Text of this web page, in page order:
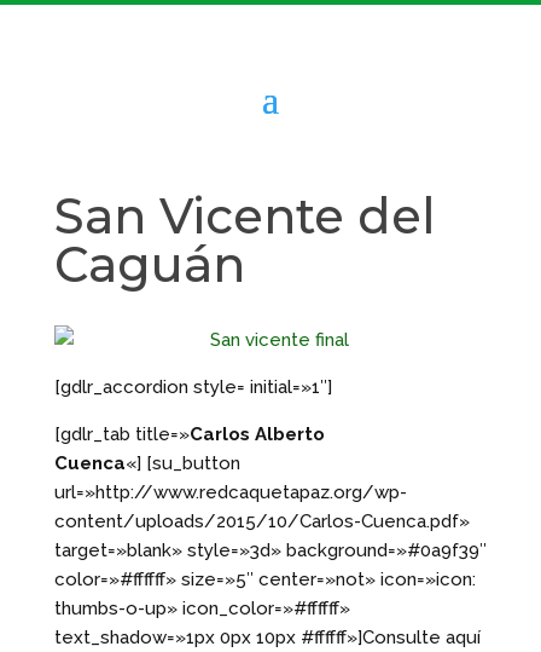
San Vicente del
Caguán
[gdlr_accordion style= initial=»1″]
[gdlr_tab title=»Carlos Alberto
Cuenca«] [su_button
url=»http://www.redcaquetapaz.org/wp-
content/uploads/2015/10/Carlos-Cuenca.pdf»
target=»blank» style=»3d» background=»#0a9f39″
color=»#ffffff» size=»5″ center=»not» icon=»icon:
thumbs-o-up» icon_color=»#ffffff»
text_shadow=»1px 0px 10px #ffffff»]Consulte aquí